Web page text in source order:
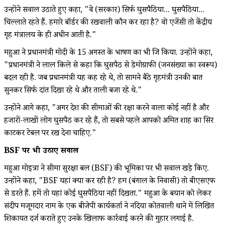
उन्होंने सवाल उठाते हुए कहा, "वे (सरकार) सिर्फ घुसपैठिया... घुसपैठिया...
चिल्लाते रहते हैं. हमारे बॉर्डर की रखवाली कौन कर रहा है? वो एजेंसी तो केंद्रीय
गृह मंत्रालय के ही अधीन आती है."
महुआ ने प्रधानमंत्री मोदी के 15 अगस्त के भाषण का भी जिक्र किया. उन्होंने कहा,
"प्रधानमंत्री ने लाल किले से कहा कि घुसपैठ से डेमोग्राफी (जनसंख्या का स्वरूप)
बदल रही है. जब प्रधानमंत्री यह कह रहे थे, तो सामने बैठे गृहमंत्री उनकी बात
सुनकर सिर्फ दांत दिखा रहे थे और ताली बजा रहे थे."
उन्होंने आगे कहा, "अगर देश की सीमाओं की रक्षा करने वाला कोई नहीं है और
हजारों-लाखों लोग घुसपैठ कर रहे हैं, तो सबसे पहले आपको अमित शाह का सिर
काटकर टेबल पर रख देना चाहिए."
BSF पर भी उठाए सवाल
महुआ मोइत्रा ने सीमा सुरक्षा बल (BSF) की भूमिका पर भी सवाल खड़े किए.
उन्होंने कहा, "BSF यहां क्या कर रही है? हम (बंगाल के निवासी) तो बीएसएफ
से डरते हैं. हमें तो यहां कोई घुसपैठिया नहीं दिखता." महुआ के बयान को लेकर
संदीप मजूमदार नाम के एक बीजेपी कार्यकर्ता ने नदिया कोतवाली थाने में लिखित
शिकायत दर्ज कराते हुए उनके खिलाफ कार्रवाई करने की गुहार लगाई है.